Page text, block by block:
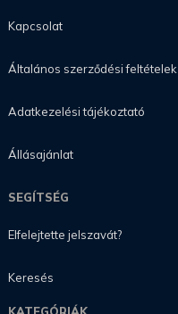
Kapcsolat
Általános szerződési feltételek
Adatkezelési tájékoztató
Állásajánlat
SEGÍTSÉG
Elfelejtette jelszavát?
Keresés